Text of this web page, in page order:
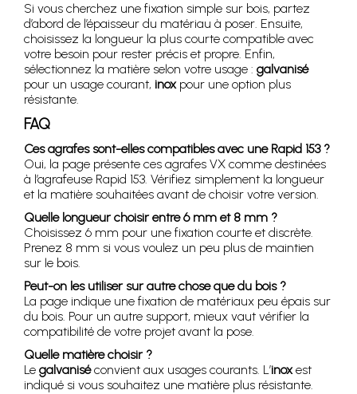
Si vous cherchez une fixation simple sur bois, partez
d’abord de l’épaisseur du matériau à poser. Ensuite,
choisissez la longueur la plus courte compatible avec
votre besoin pour rester précis et propre. Enfin,
sélectionnez la matière selon votre usage : galvanisé
pour un usage courant, inoxpour une option plus
résistante.
FAQ
Ces agrafes sont-elles compatibles avec une Rapid 153 ?
Oui, la page présente ces agrafes VX comme destinées
à l’agrafeuse Rapid 153. Vérifiez simplement la longueur
et la matière souhaitées avant de choisir votre version.
Quelle longueur choisir entre 6 mm et 8 mm ?
Choisissez 6 mm pour une fixation courte et discrète.
Prenez 8 mm si vous voulez un peu plus de maintien
sur le bois.
Peut-on les utiliser sur autre chose que du bois ?
La page indique une fixation de matériaux peu épais sur
du bois. Pour un autre support, mieux vaut vérifier la
compatibilité de votre projet avant la pose.
Quelle matière choisir ?
Le galvaniséconvient aux usages courants. L’inoxest
indiqué si vous souhaitez une matière plus résistante.